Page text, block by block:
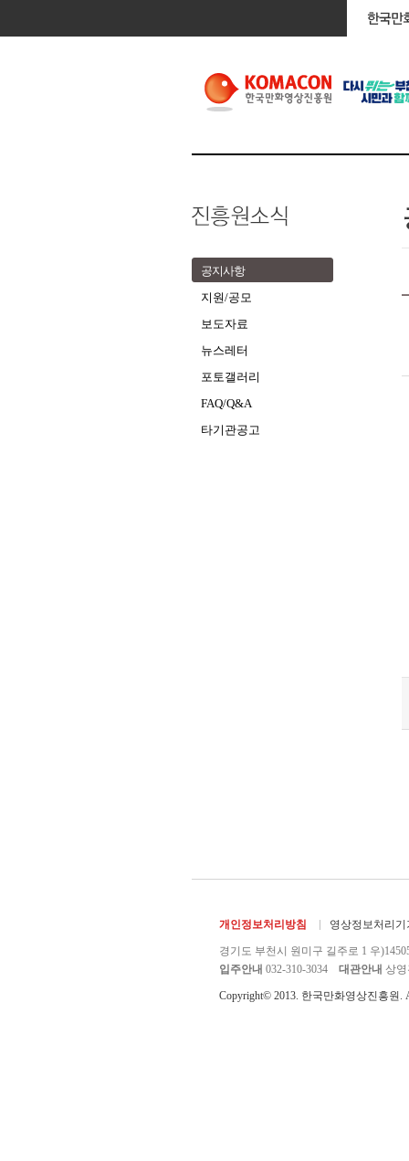
공지사항
지원/공모
보도자료
뉴스레터
포토갤러리
FAQ/Q&A
타기관공고
개인정보처리방침 영상정보처리기
경기도 부천시 원미구 길주로 1 우
입주안내 032-310-3034 대관안내 상영
Copyright© 2013. 한국만화영상진흥원.